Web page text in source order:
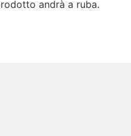
andrà a ruba.